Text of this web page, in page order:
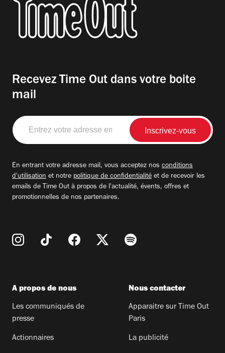
Recevez Time Out dans votre boite
mail
Entrez
votre
adresse
En entrant votre adresse mail, vous acceptez nos conditions
d'utilisation et notre politique de confidentialité et de recevoir les
emails de Time Out à propos de l'actualité, évents, offres et
promotionnelles de nos partenaires.
A propos de nous
Les communiqués de
presse
Actionnaires
Nous contacter
Apparaitre sur Time Out
Paris
La publicité